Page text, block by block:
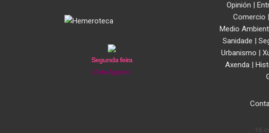
Segunda feira
10 de Agosto
Opinión |
Comercio |
Medio
Sanidade |
Urbanismo |
Axenda|
16